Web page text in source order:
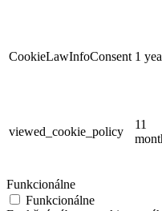
CookieLawInfoConsent 1
viewed_cookie_policy
11
Funkcionálne
Funkcionálne